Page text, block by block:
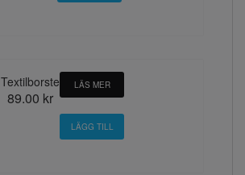
Textilborste
89.00 kr
LÄS MER